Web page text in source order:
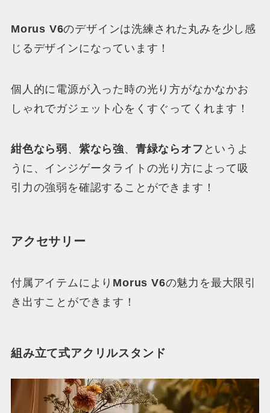
Morus V6のデザインは洗練された丸みを少し感
じるデザインになっています！
個人的に電源が入った時の光り方がなかなかお
しゃれでガジェット心をくすぐってくれます！
紺色なら弱、 紫なら強、 青緑ならオフ というよ
うに、インジゲータライトの光り方によって吸
引力の強弱を確認することができます！
アクセサリー
付属アイテムにより Morus V6の魅力を最大限引
き出すことができます！
組み立て式アクリルスタンド